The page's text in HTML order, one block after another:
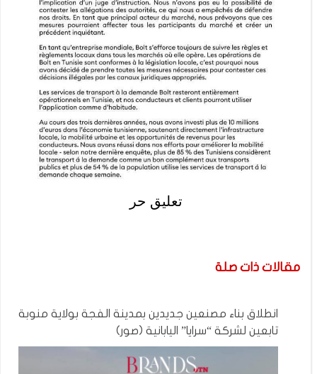
تعليق حر
مقالات ذات صلة
انطلاق بناء مصنعين جديدين بمدينة الفجة بولاية منوبة
تابعين لشركة “سرايا” اليابانية (صور)